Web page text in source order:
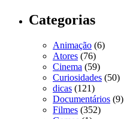
Categorias
Animação (6)
Atores (76)
Cinema (59)
Curiosidades (50)
dicas (121)
Documentários (9)
Filmes (352)